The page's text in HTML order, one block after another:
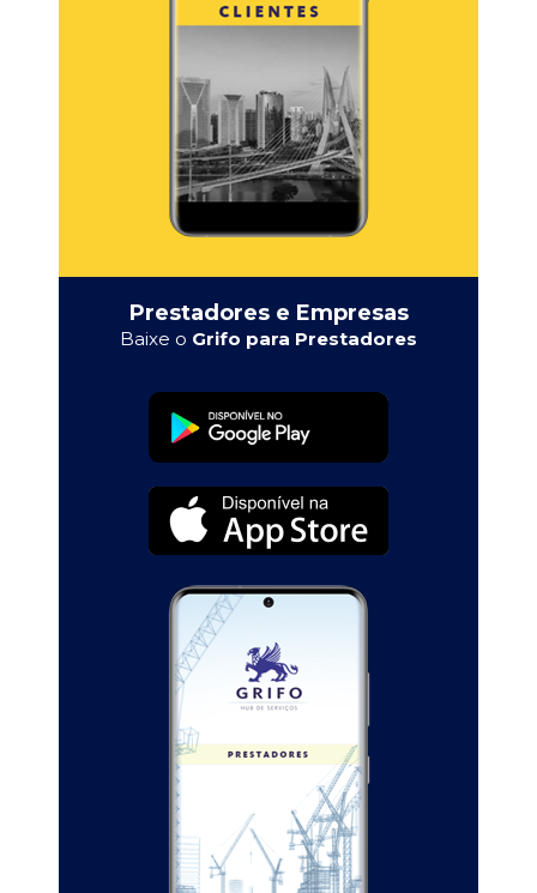
Prestadores e Empresas
Baixe o Grifo para Prestadores